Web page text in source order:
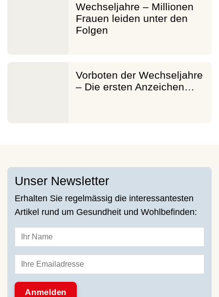
Wechseljahre – Millionen
Frauen leiden unter den
Folgen
Vorboten der Wechseljahre
– Die ersten Anzeichen…
Unser Newsletter
Erhalten Sie regelmässig die interessantesten
Artikel rund um Gesundheit und Wohlbefinden: